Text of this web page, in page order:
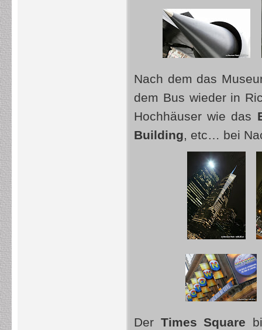
Nach dem das
dem Bus wieder in
Hochhäuser wie das
Building, etc… bei
Der Times Square